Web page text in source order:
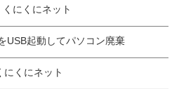
にくにネット
USB起動してパソコン廃棄
にくにネット